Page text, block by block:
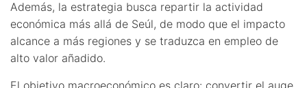
Además, la estrategia busca repartir la actividad
económica más allá de Seúl, de modo que el impacto
alcance a más regiones y se traduzca en empleo de
alto valor añadido.
El objetivo macroeconómico es claro: convertir el auge